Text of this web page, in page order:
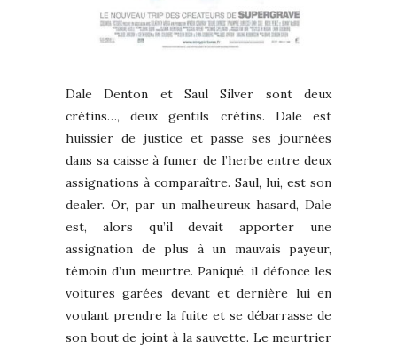
Dale Denton et Saul Silver sont deux
crétins…, deux gentils crétins. Dale est
huissier de justice et passe ses journées
dans sa caisse à fumer de l’herbe entre deux
assignations à comparaître. Saul, lui, est son
dealer. Or, par un malheureux hasard, Dale
est, alors qu’il devait apporter une
assignation de plus à un mauvais payeur,
témoin d’un meurtre. Paniqué, il défonce les
voitures garées devant et dernière lui en
voulant prendre la fuite et se débarrasse de
son bout de joint à la sauvette. Le meurtrier